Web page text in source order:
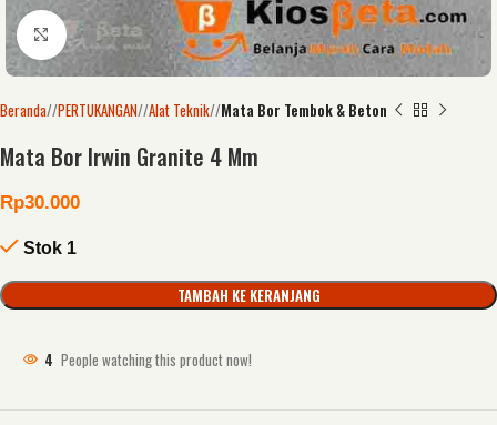
Click to enlarge
Beranda/ PERTUKANGAN/ Alat Teknik/ Mata Bor Tembok & Beton
Mata Bor Irwin Granite 4 Mm
Rp30.000
Stok 1
TAMBAH KE KERANJANG
4 People watching this product now!